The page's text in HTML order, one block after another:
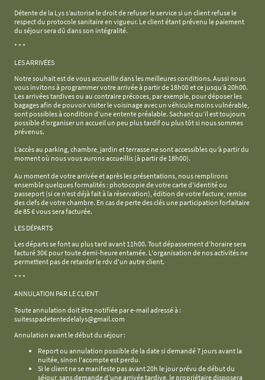
Détente de la Lys s’autorise le droit de refuser le service si un client refuse le
respect du protocole sanitaire en vigueur. Le client étant prévenu le paiement
du séjour sera dû dans son intégralité.
* * *
LES ARRIVÉES
Notre souhait est de vous accueillir dans les meilleures conditions. Aussi nous
vous invitons à programmer votre arrivée à partir de 18h00 et ce jusqu’à 20h00.
Les arrivées tardives ou au contraire précoces, par exemple, pour déposer les
bagages afin de pouvoir visiter le voisinage avec un véhicule moins vulnérable,
sont possibles à condition d’une entente préalable. Sachant qu’il est toujours
possible d’organiser un accueil un peu plus tardif ou plus tôt si nous sommes
prévenus.
L’accès au parking, chambre, jardin et terrasse ne sont accessibles qu’à partir du
moment où nous vous aurons accueillis (à partir de 18h00).
Au moment de votre arrivée et après les présentations, nous remplirons
ensemble quelques formalités : photocopie de votre carte d’identité ou
passeport (si ce n’est déjà fait à la réservation), édition de votre facture, remise
des clefs de votre chambre. En cas de perte des clés une participation forfaitaire
de 85 € vous sera facturée.
LES DÉPARTS
Les départs se font au plus tard avant 11h00. Tout dépassement d’horaire sera
facturé 30€ pour toute demi-heure entamée. L'organisation de nos activités ne
permettent pas de retarder le rdv d'un autre client.
* * *
ANNULATION PAR LE CLIENT
Toute annulation doit être notifiée par e-mail adressé à :
suitesspadetentedelalys@gmail.com
Annulation avant le début du séjour :
Report ou annulation possible de la date si demandé 7 jours avant la
nuitée, sinon l'acompte est perdu.
Si le client ne se manifeste pas avant 20h le jour prévu de début du
séjour, sans demande d’une arrivée tardive, le propriétaire disposera